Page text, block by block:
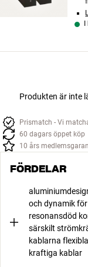
Produkten är inte
Prismatch - Vi
60 dagars öppet köp
10 års
FÖRDELAR
och dynamik
resonansdöd
särskilt
kablarna
kraftiga kablar